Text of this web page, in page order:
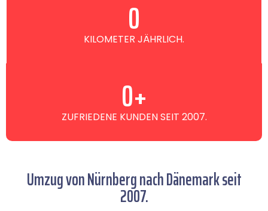
KILOMETER JÄHRLICH.
0
ZUFRIEDENE KUNDEN SEIT 2007.
0+
Umzug von Nürnberg nach Dänemark seit
2007.